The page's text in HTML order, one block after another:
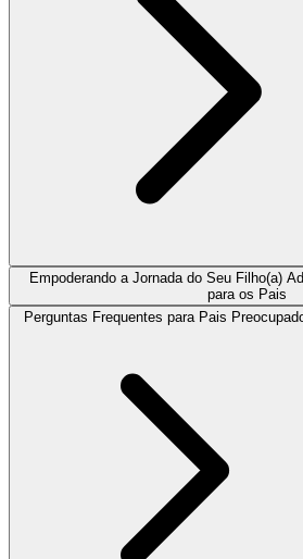
Empoderando a Jornada do Seu Filho(a)
para os Pais
Perguntas Frequentes para Pais